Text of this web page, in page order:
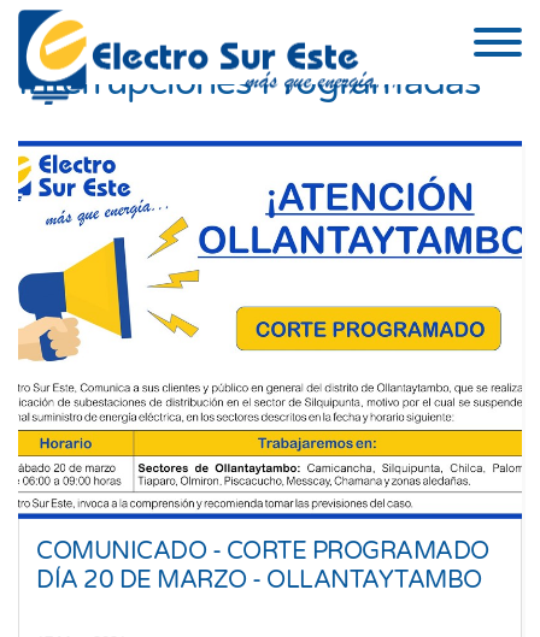
Interrupciones Programadas
COMUNICADO - CORTE PROGRAMADO
DÍA 20 DE MARZO - OLLANTAYTAMBO